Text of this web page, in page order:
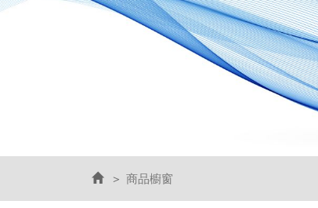
商品櫥窗